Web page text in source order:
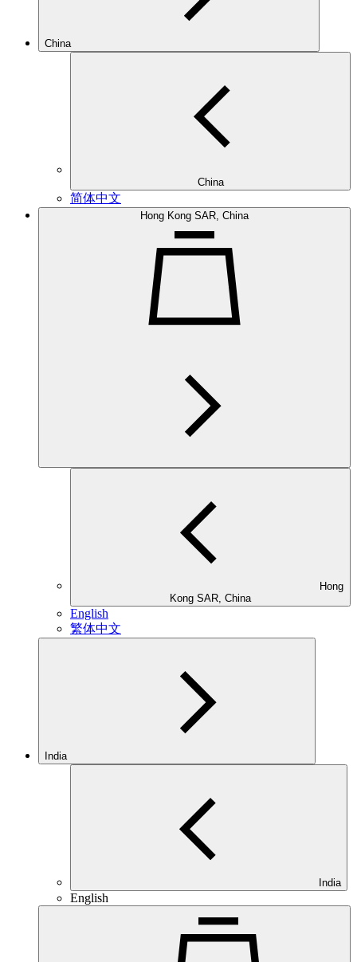
China
China
简体中文
Hong Kong SAR, China
Kong SAR, China
English
繁体中文
India
India
English